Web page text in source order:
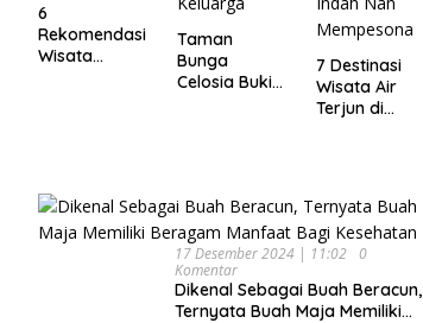
6
Rekomendasi
Wisata
Taman
Bunga
Celosia Bukit
7 Destinasi
Wisata Air
Terjun di
Indah Nan
Mempesona
17 Desember 2024 | 11:02
0
Komentar
Dikenal Sebagai Buah Beracun,
Ternyata Buah Maja Memiliki